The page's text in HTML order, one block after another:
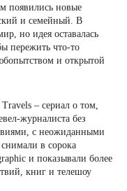
появились новые
и семейный. В
но идея оставалась
пережить что-то
и открытой
– сериал о том,
журналиста без
с неожиданными
в сорока
и показывали более
книг и телешоу